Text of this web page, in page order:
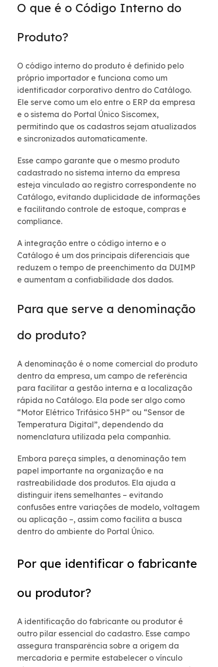
O que é o Código Interno do
Produto?
O código interno do produto é definido pelo
próprio importador e funciona como um
identificador corporativo dentro do Catálogo.
Ele serve como um elo entre o ERP da empresa
e o sistema do Portal Único Siscomex,
permitindo que os cadastros sejam atualizados
e sincronizados automaticamente.
Esse campo garante que o mesmo produto
cadastrado no sistema interno da empresa
esteja vinculado ao registro correspondente no
Catálogo, evitando duplicidade de informações
e facilitando controle de estoque, compras e
compliance.
A integração entre o código interno e o
Catálogo é um dos principais diferenciais que
reduzem o tempo de preenchimento da DUIMP
e aumentam a confiabilidade dos dados.
Para que serve a denominação
do produto?
A denominação é o nome comercial do produto
dentro da empresa, um campo de referência
para facilitar a gestão interna e a localização
rápida no Catálogo. Ela pode ser algo como
“Motor Elétrico Trifásico 5HP” ou “Sensor de
Temperatura Digital”, dependendo da
nomenclatura utilizada pela companhia.
Embora pareça simples, a denominação tem
papel importante na organização e na
rastreabilidade dos produtos. Ela ajuda a
distinguir itens semelhantes – evitando
confusões entre variações de modelo, voltagem
ou aplicação –, assim como facilita a busca
dentro do ambiente do Portal Único.
Por que identificar o fabricante
ou produtor?
A identificação do fabricante ou produtor é
outro pilar essencial do cadastro. Esse campo
assegura transparência sobre a origem da
mercadoria e permite estabelecer o vínculo